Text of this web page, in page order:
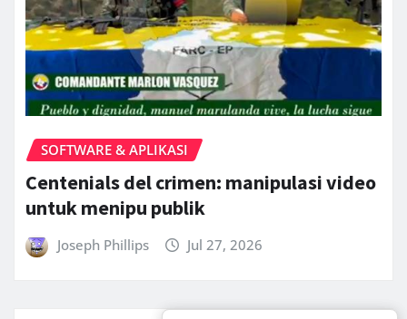
SOFTWARE & APLIKASI
Centenials del crimen: manipulasi video
untuk menipu publik
Joseph Phillips Jul 27, 2026